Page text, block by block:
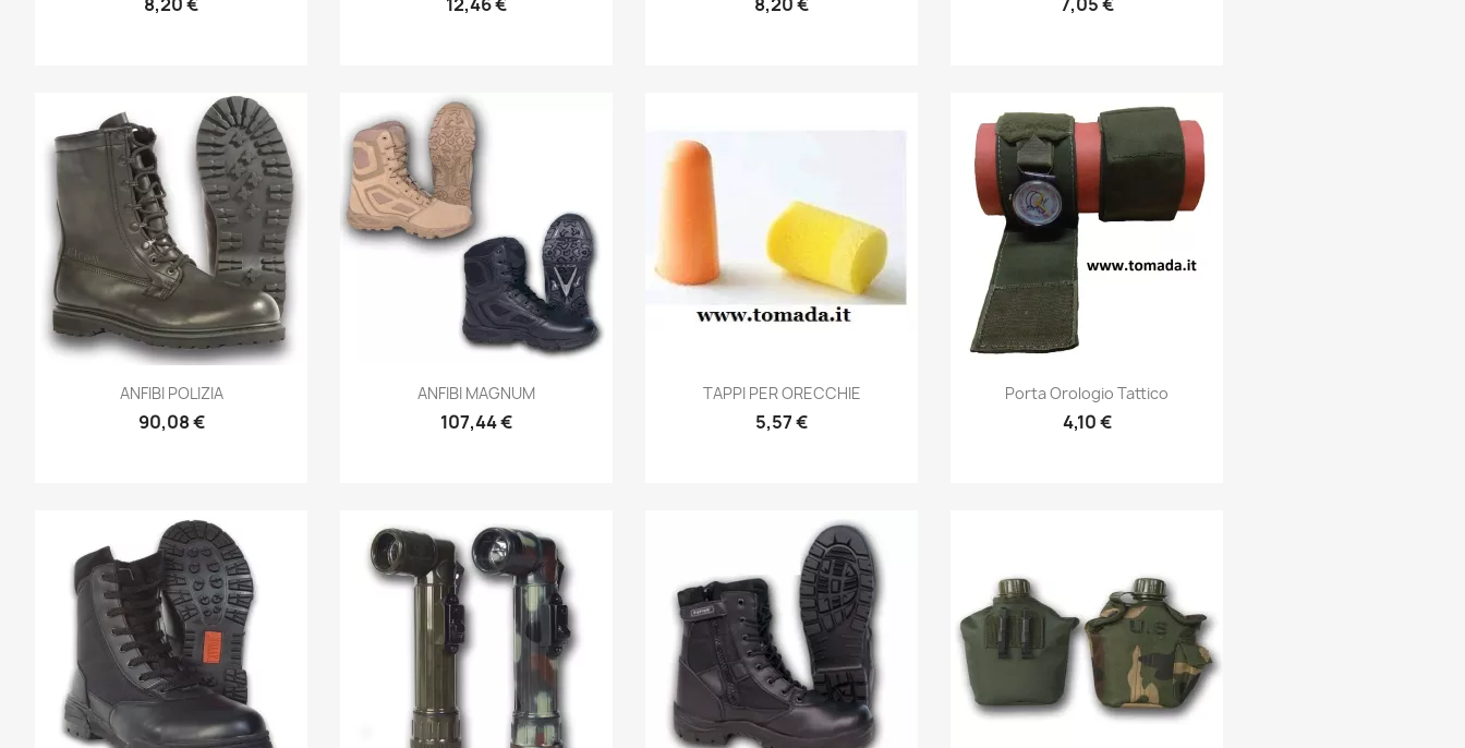
Anteprima
ANFIBI POLIZIA
90,08 €
Anteprima
ANFIBI MAGNUM
107,44 €
Anteprima
TAPPI PER ORECCHIE
5,57 €
Anteprima
Porta Orologio Tattico
4,10 €